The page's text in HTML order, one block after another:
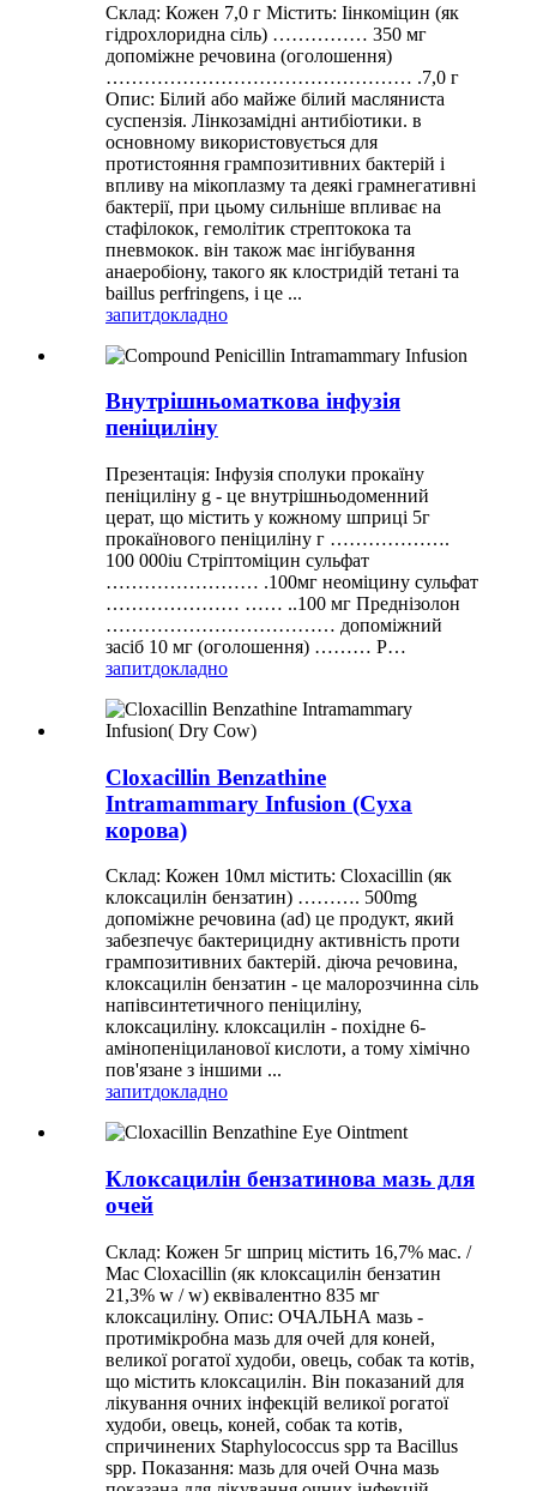
Склад: Кожен 7,0 г Містить: Іінкоміцин (як
гідрохлоридна сіль) …………… 350 мг
допоміжне речовина (оголошення)
………………………………………… .7,0 г
Опис: Білий або майже білий масляниста
суспензія. Лінкозамідні антибіотики. в
основному використовується для
протистояння грампозитивних бактерій і
впливу на мікоплазму та деякі грамнегативні
бактерії, при цьому сильніше впливає на
стафілокок, гемолітик стрептокока та
пневмокок. він також має інгібування
анаеробіону, такого як клостридій тетані та
baillus perfringens, і це ...
запитдокладно
Внутрішньоматкова інфузія
пеніциліну
Презентація: Інфузія сполуки прокаїну
пеніциліну g - це внутрішньодоменний
церат, що містить у кожному шприці 5г
прокаїнового пеніциліну г ……………….
100 000iu Стріптоміцин сульфат
…………………… .100мг неоміцину сульфат
………………… …… ..100 мг Преднізолон
……………………………… допоміжний
засіб 10 мг (оголошення) ……… Р…
запитдокладно
Cloxacillin Benzathine
Intramammary Infusion (Суха
корова)
Склад: Кожен 10мл містить: Cloxacillin (як
клоксацилін бензатин) ………. 500mg
допоміжне речовина (ad) це продукт, який
забезпечує бактерицидну активність проти
грампозитивних бактерій. діюча речовина,
клоксацилін бензатин - це малорозчинна сіль
напівсинтетичного пеніциліну,
клоксациліну. клоксацилін - похідне 6-
амінопеніциланової кислоти, а тому хімічно
пов'язане з іншими ...
запитдокладно
Клоксацилін бензатинова мазь для
очей
Склад: Кожен 5г шприц містить 16,7% мас. /
Мас Cloxacillin (як клоксацилін бензатин
21,3% w / w) еквівалентно 835 мг
клоксациліну. Опис: ОЧАЛЬНА мазь -
протимікробна мазь для очей для коней,
великої рогатої худоби, овець, собак та котів,
що містить клоксацилін. Він показаний для
лікування очних інфекцій великої рогатої
худоби, овець, коней, собак та котів,
спричинених Staphylococcus spp та Bacillus
spp. Показання: мазь для очей Очна мазь